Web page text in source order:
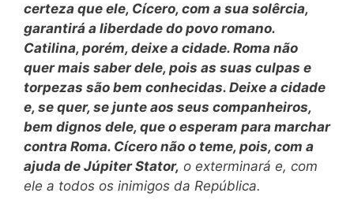
certeza que ele, Cícero, com a sua solêrcia,
garantirá a liberdade do povo romano.
Catilina, porém, deixe a cidade. Roma não
quer mais saber dele, pois as suas culpas e
torpezas são bem conhecidas. Deixe a cidade
e, se quer, se junte aos seus companheiros,
bem dignos dele, que o esperam para marchar
contra Roma. Cícero não o teme, pois, com a
ajuda de Júpiter Stator, o exterminará e, com
ele a todos os inimigos da República.